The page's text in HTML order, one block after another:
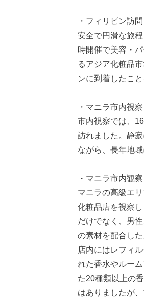
・フィリピン訪
安全で円滑な旅
時開催で美容・
るアジア化粧品
ンに到着したこ
・マニラ市内
市内視察では、
訪れました。静
ながら、長年地
・マニラ市内
マニラの高級エ
化粧品店を視察
だけでなく、男
の素材を配合し
店内にはレフィ
れた香水やルー
た20種類以上の
はありましたが